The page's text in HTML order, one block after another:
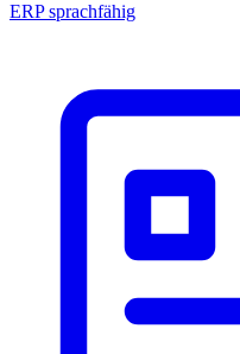
ERP sprachfähig